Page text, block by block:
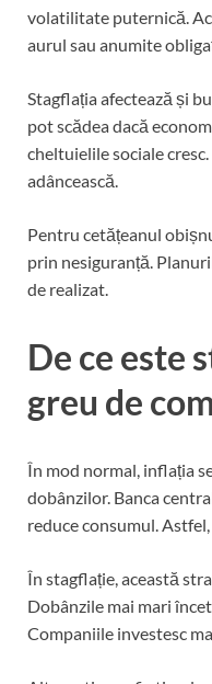
volatilitate puternică.
aurul sau anumite
Stagflația afectează și
pot scădea dacă
cheltuielile sociale
adâncească.
Pentru cetățeanul
prin nesiguranță.
de realizat.
De ce este
greu de
În mod normal, inflația
dobânzilor. Banca
reduce consumul.
În stagflație, această
Dobânzile mai mari
Companiile investesc